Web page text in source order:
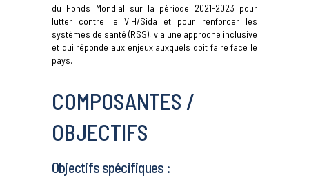
du Fonds Mondial sur la période 2021-2023 pour
lutter contre le VIH/Sida et pour renforcer les
systèmes de santé (RSS), via une approche inclusive
et qui réponde aux enjeux auxquels doit faire face le
pays.
COMPOSANTES /
OBJECTIFS
Objectifs spécifiques :